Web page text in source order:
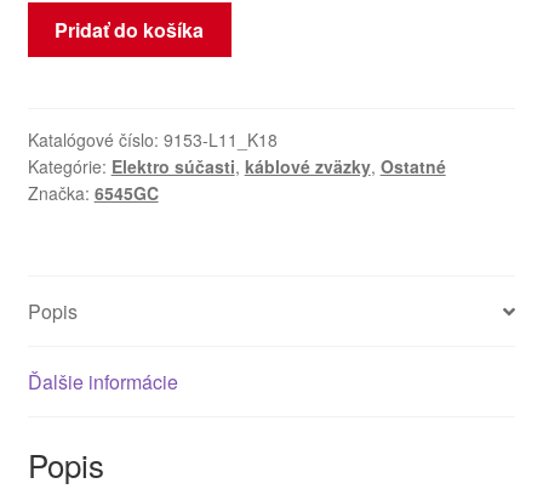
množstvo
Zväzok
Peugeot
207
6545GC
Pridať do košíka
Katalógové číslo: 9153-L11_K18
Kategórie: Elektro súčasti, káblové zväzky, Ostatné
Značka: 6545GC
Popis
Ďalšie informácie
Popis